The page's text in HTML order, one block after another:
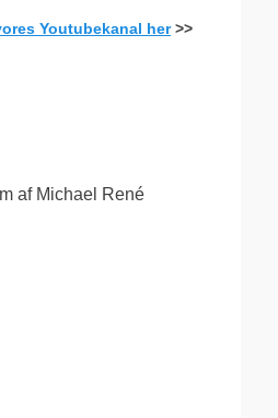
Youtubekanal her>>
af Michael René